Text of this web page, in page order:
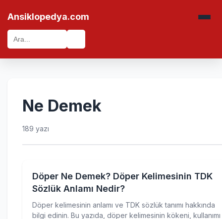
Ansiklopedya.com
Ne Demek
189 yazı
Döper Ne Demek? Döper Kelimesinin TDK
Sözlük Anlamı Nedir?
Döper kelimesinin anlamı ve TDK sözlük tanımı hakkında
bilgi edinin. Bu yazıda, döper kelimesinin kökeni, kullanımı